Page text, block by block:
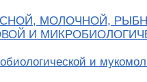
МОЛОЧНОЙ,
И
и